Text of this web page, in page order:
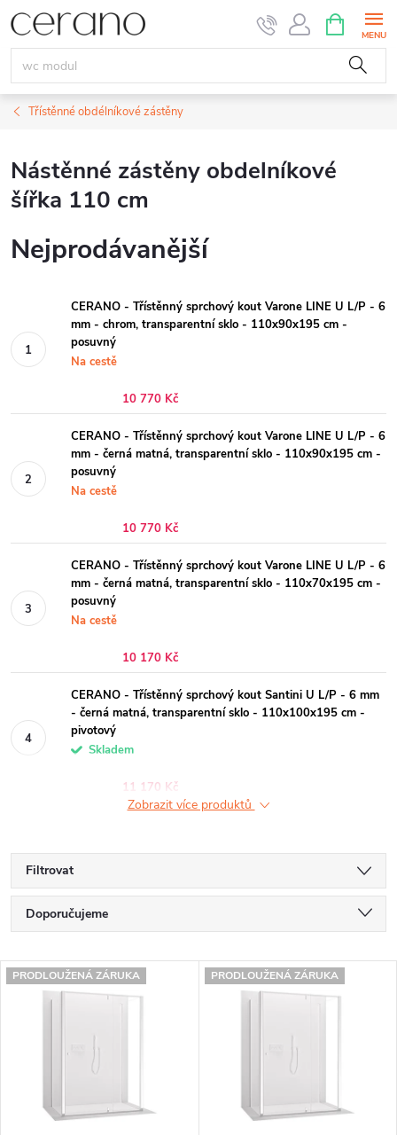
Přejít
na
obsah
NÁKUPNÍ
KOŠÍK
Třístěnné obdélníkové zástěny
Nástěnné zástěny obdelníkové
šířka 110 cm
Nejprodávanější
CERANO - Třístěnný sprchový kout Varone LINE U L/P - 6
mm - chrom, transparentní sklo - 110x90x195 cm -
posuvný
Na cestě
10 770 Kč
CERANO - Třístěnný sprchový kout Varone LINE U L/P - 6
mm - černá matná, transparentní sklo - 110x90x195 cm -
posuvný
Na cestě
10 770 Kč
CERANO - Třístěnný sprchový kout Varone LINE U L/P - 6
mm - černá matná, transparentní sklo - 110x70x195 cm -
posuvný
Na cestě
10 170 Kč
CERANO - Třístěnný sprchový kout Santini U L/P - 6 mm
- černá matná, transparentní sklo - 110x100x195 cm -
pivotový
Skladem
11 170 Kč
Zobrazit více produktů
Filtrovat
Ř
z
Doporučujeme
Nejdražší
Abecedně
V
PRODLOUŽENÁ ZÁRUKA PRODLOUŽENÁ ZÁRUKA